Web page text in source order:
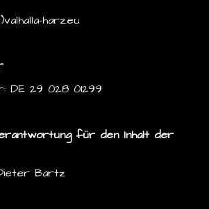
harz.eu
DE 29 028 01299
für den Inhalt der
Bartz